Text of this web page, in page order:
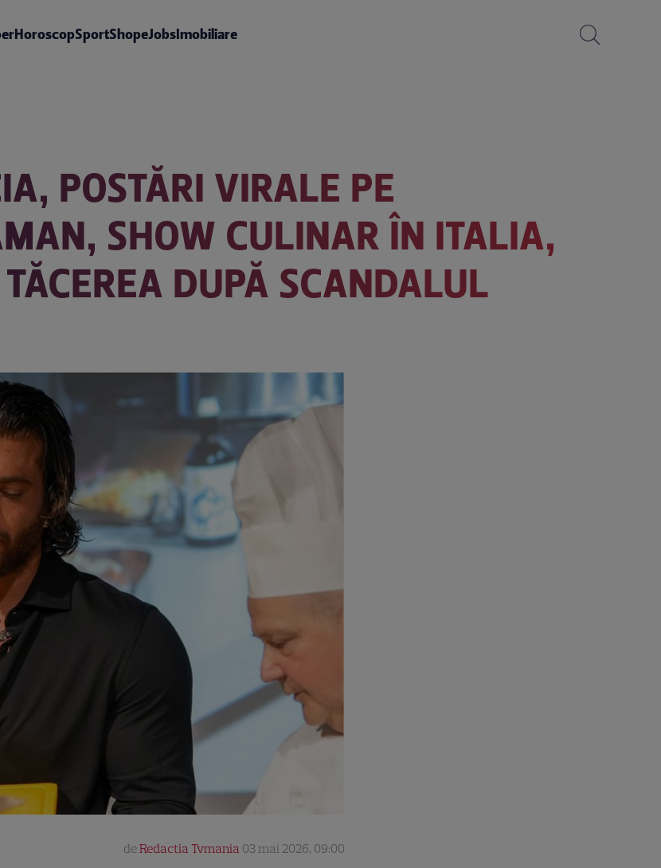
HoroscopSportShopeJobsImobiliare
POSTĂRI VIRALE PE
SHOW CULINAR ÎN ITALIA,
DUPĂ SCANDALUL
deRedactia Tvmania 03 mai 2026, 09:00